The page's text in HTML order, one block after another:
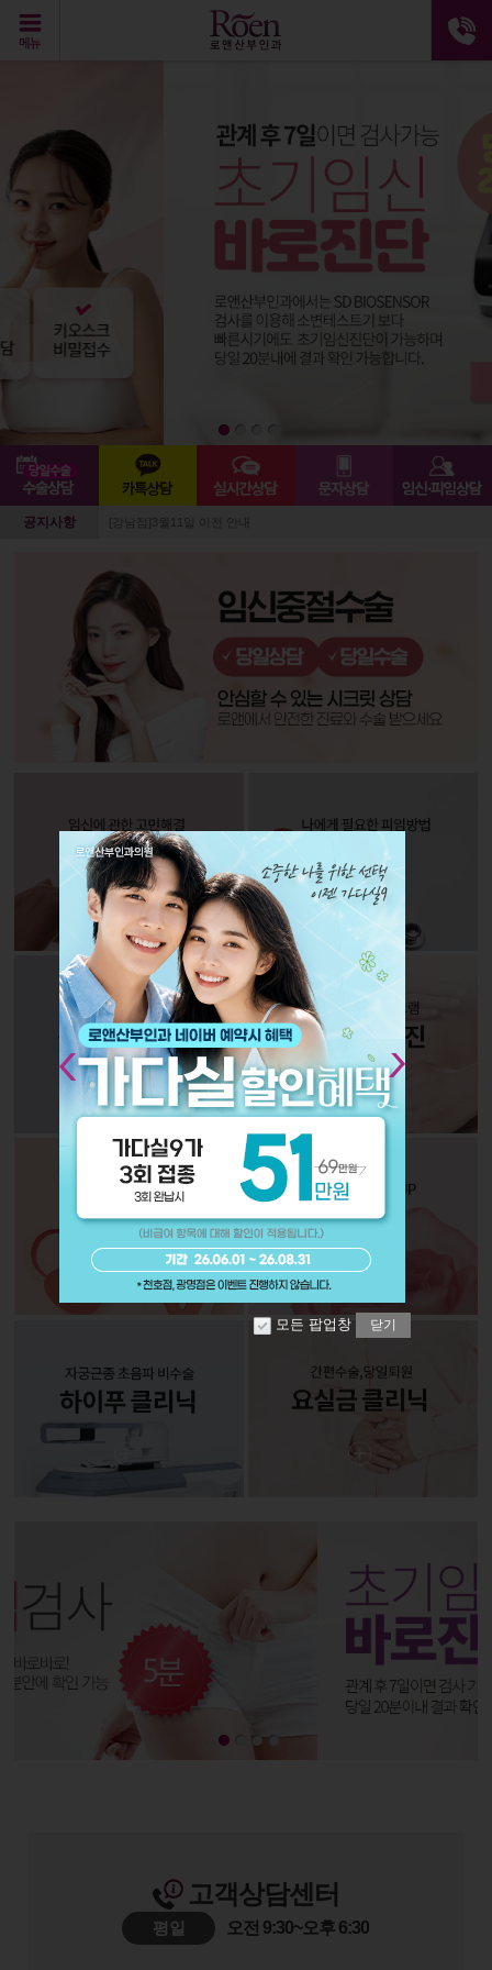
모든 팝업창 닫기
공지사항 [강남점]3월11일 이전 안내
고객상담센터
평일 오전 9:30~오후 6:30